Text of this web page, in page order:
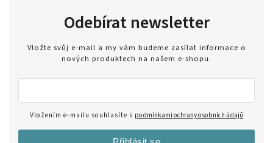
Odebírat newsletter
Vložte svůj e-mail a my vám budeme zasílat informace o
nových produktech na našem e-shopu.
Vložením e-mailu souhlasíte s podmínkami ochrany osobních údajů